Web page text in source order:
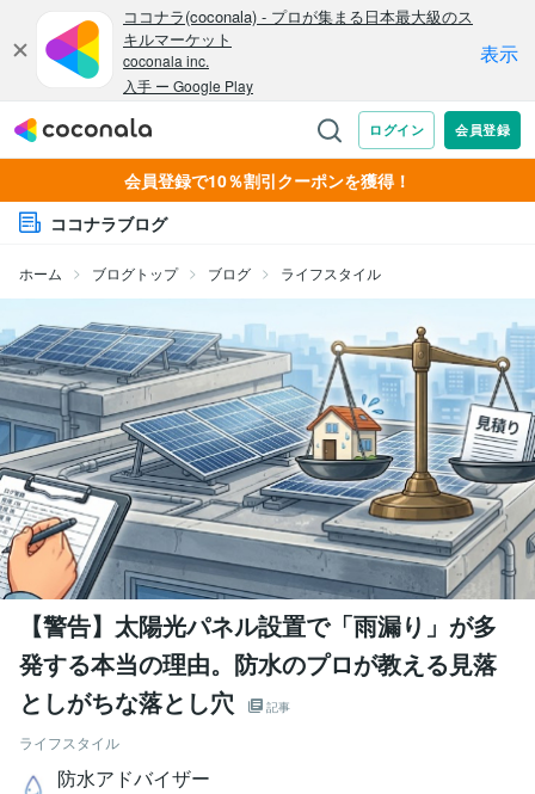
会員登録で10％割引クーポンを獲得！
ココナラブログ
ホーム ブログトップ ブログ ライフスタイル
【警告】太陽光パネル設置で「雨漏り」が多
発する本当の理由。防水のプロが教える見落
としがちな落とし穴
記事
ライフスタイル
防水アドバイザー